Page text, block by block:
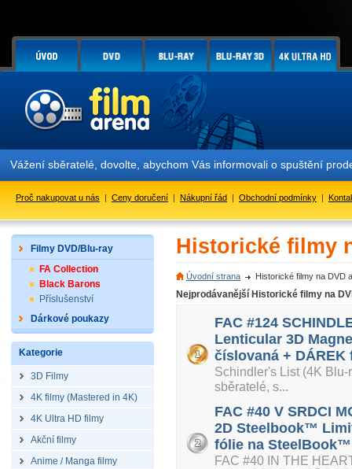
Vážení sběratelé, dovolte, abychom Vás informovali o spuštění
Proč nakupovat u nás | Ceny doručení | Nákupní řád | Obchodní podmínky |
Filmy DVD/Blu-ray
FA Collection
Black Barons
Příslušenství
Dárkové poukazy
Kategorie
3D Filmy
4K filmy (Mastered in 4K)
4K Ultra HD filmy
Akční filmy
Anime / Manga filmy
Historické filmy
Úvodní strana Historické filmy na DVD
Nejprodávanější Historické filmy na
FAC #124
Lenticular 3D
číslovaná +
Schindler's List (4K
sběratelé, s...
FAC #40 V SRDCI
2D Steelbook™
fólie na
FAC #40 IN THE